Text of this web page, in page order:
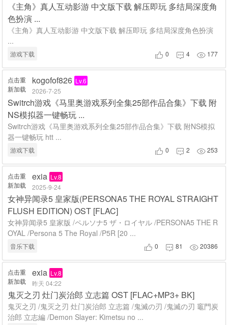
《主角》真人互动影游 中文版下载 解压即玩 多结局深度角
色扮演 ...
《主角》真人互动影游 中文版下载 解压即玩 多结局深度角色扮演
...
游戏下载  0  4  177
点击重
新加载
kogofof826 Lv.6
2026-7-25
Switrch游戏《马里奥游戏系列全集25部作品合集》下载 附
NS模拟器一键畅玩 ...
Switrch游戏《马里奥游戏系列全集25部作品合集》下载 附NS模拟
器一键畅玩 htt ...
游戏下载  0  2 253
点击重
新加载
exia Lv.8
2025-9-24
女神异闻录5 皇家版(PERSONA5 THE ROYAL STRAIGHT
FLUSH EDITION) OST [FLAC]
女神异闻录5 皇家版 /ペルソナ5 ザ・ロイヤル /PERSONA5 THE R
OYAL /Persona 5 The Royal /P5R [20 ...
音乐下载  0  81 20386
点击重
新加载
exia Lv.8
昨天 04:22
鬼灭之刃 灶门炭治郎 立志篇 OST [FLAC+MP3+ BK]
鬼灭之刃 /鬼灭之刃 灶门炭治郎 立志篇 /鬼滅の刃 /鬼滅の刃 竈門炭
治郎 立志編 /Demon Slayer: Kimetsu no ...